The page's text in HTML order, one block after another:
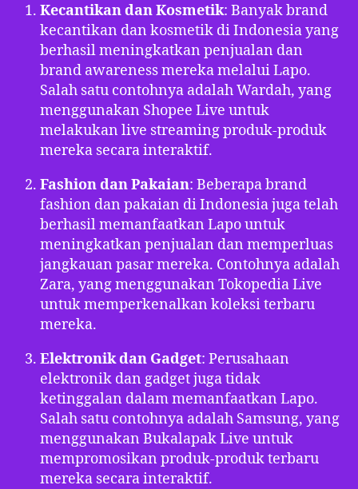
Kecantikan dan Kosmetik: Banyak brand
kecantikan dan kosmetik di Indonesia yang
berhasil meningkatkan penjualan dan
brand awareness mereka melalui Lapo.
Salah satu contohnya adalah Wardah, yang
menggunakan Shopee Live untuk
melakukan live streaming produk-produk
mereka secara interaktif.
Fashion dan Pakaian: Beberapa brand
fashion dan pakaian di Indonesia juga telah
berhasil memanfaatkan Lapo untuk
meningkatkan penjualan dan memperluas
jangkauan pasar mereka. Contohnya adalah
Zara, yang menggunakan Tokopedia Live
untuk memperkenalkan koleksi terbaru
mereka.
Elektronik dan Gadget: Perusahaan
elektronik dan gadget juga tidak
ketinggalan dalam memanfaatkan Lapo.
Salah satu contohnya adalah Samsung, yang
menggunakan Bukalapak Live untuk
mempromosikan produk-produk terbaru
mereka secara interaktif.